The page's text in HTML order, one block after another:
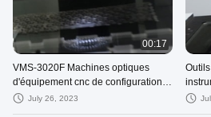
00:17
VMS-3020F Machines optiques
d'équipement cnc de configuration
optionnelle à faible coût
July 26, 2023